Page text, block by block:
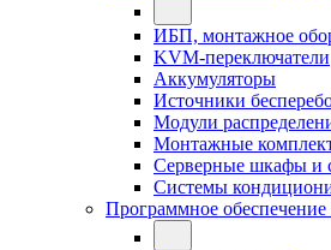
ИБП, монтажное
KVM-переключатели
Аккумуляторы
Источники
Модули
Монтажные
Серверные шкафы и
Системы
Программное